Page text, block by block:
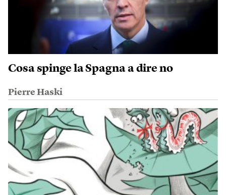
Cosa spinge la Spagna a dire no
Pierre Haski